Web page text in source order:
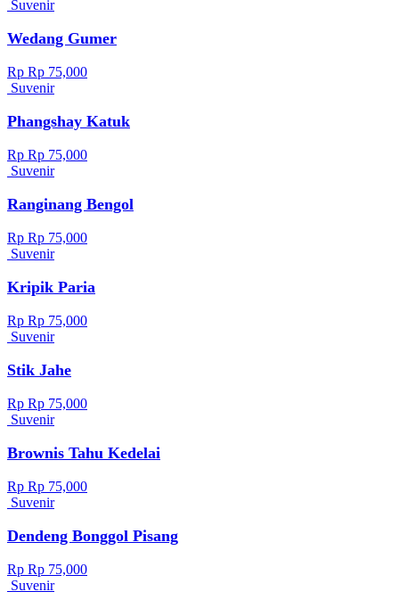
Suvenir
Wedang Gumer
Rp Rp 75,000
Suvenir
Phangshay Katuk
Rp Rp 75,000
Suvenir
Ranginang Bengol
Rp Rp 75,000
Suvenir
Kripik Paria
Rp Rp 75,000
Suvenir
Stik Jahe
Rp Rp 75,000
Suvenir
Brownis Tahu Kedelai
Rp Rp 75,000
Suvenir
Dendeng Bonggol Pisang
Rp Rp 75,000
Suvenir